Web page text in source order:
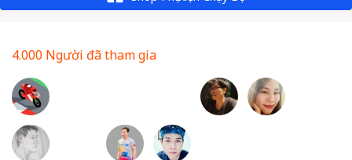
4.000 Người đã tham gia